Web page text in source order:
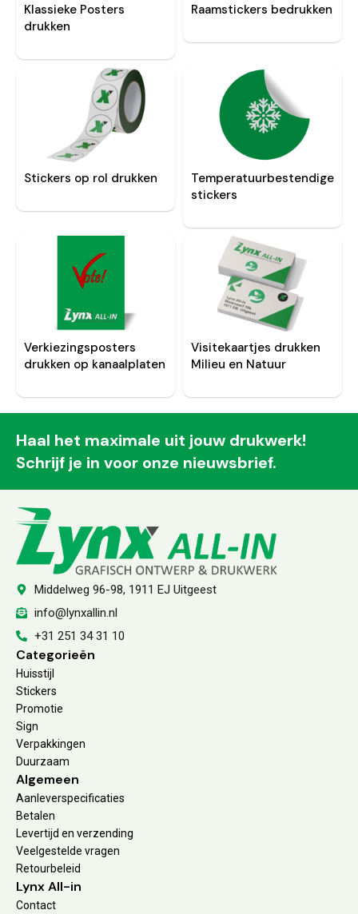
Klassieke Posters
drukken
Raamstickers bedrukken
Stickers op rol drukken
Temperatuurbestendige
stickers
Verkiezingsposters
drukken op kanaalplaten
Visitekaartjes drukken
Milieu en Natuur
Haal het maximale uit jouw drukwerk!
Schrijf je in voor onze nieuwsbrief.
Middelweg 96-98, 1911 EJ Uitgeest
info@lynxallin.nl
+31 251 34 31 10
Categorieën
Huisstijl
Stickers
Promotie
Sign
Verpakkingen
Duurzaam
Algemeen
Aanleverspecificaties
Betalen
Levertijd en verzending
Veelgestelde vragen
Retourbeleid
Lynx All-in
Contact